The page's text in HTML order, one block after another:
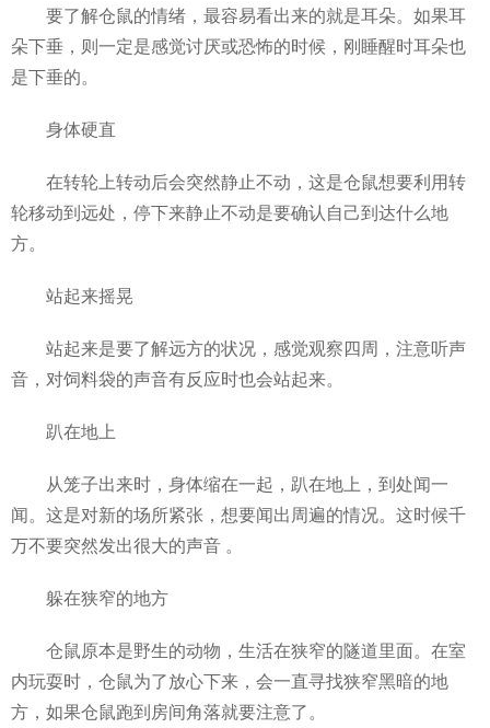
要了解仓鼠的情绪，最容易看出来的就是耳朵。如果耳
朵下垂，则一定是感觉讨厌或恐怖的时候，刚睡醒时耳朵也
是下垂的。
身体硬直
在转轮上转动后会突然静止不动，这是仓鼠想要利用转
轮移动到远处，停下来静止不动是要确认自己到达什么地
方。
站起来摇晃
站起来是要了解远方的状况，感觉观察四周，注意听声
音，对饲料袋的声音有反应时也会站起来。
趴在地上
从笼子出来时，身体缩在一起，趴在地上，到处闻一
闻。这是对新的场所紧张，想要闻出周遍的情况。这时候千
万不要突然发出很大的声音 。
躲在狭窄的地方
仓鼠原本是野生的动物，生活在狭窄的隧道里面。在室
内玩耍时，仓鼠为了放心下来，会一直寻找狭窄黑暗的地
方，如果仓鼠跑到房间角落就要注意了。